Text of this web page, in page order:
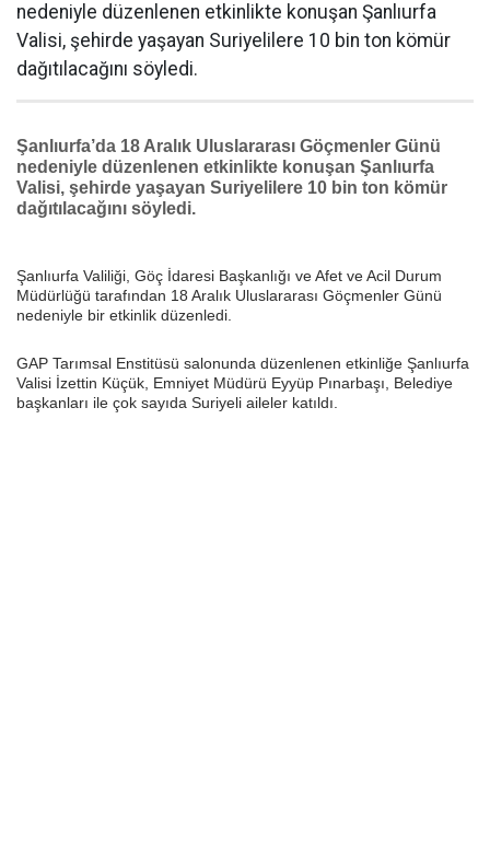
nedeniyle düzenlenen etkinlikte konuşan Şanlıurfa
Valisi, şehirde yaşayan Suriyelilere 10 bin ton kömür
dağıtılacağını söyledi.
Şanlıurfa’da 18 Aralık Uluslararası Göçmenler Günü
nedeniyle düzenlenen etkinlikte konuşan Şanlıurfa
Valisi, şehirde yaşayan Suriyelilere 10 bin ton kömür
dağıtılacağını söyledi.
Şanlıurfa Valiliği, Göç İdaresi Başkanlığı ve Afet ve Acil Durum
Müdürlüğü tarafından 18 Aralık Uluslararası Göçmenler Günü
nedeniyle bir etkinlik düzenledi.
GAP Tarımsal Enstitüsü salonunda düzenlenen etkinliğe Şanlıurfa
Valisi İzettin Küçük, Emniyet Müdürü Eyyüp Pınarbaşı, Belediye
başkanları ile çok sayıda Suriyeli aileler katıldı.